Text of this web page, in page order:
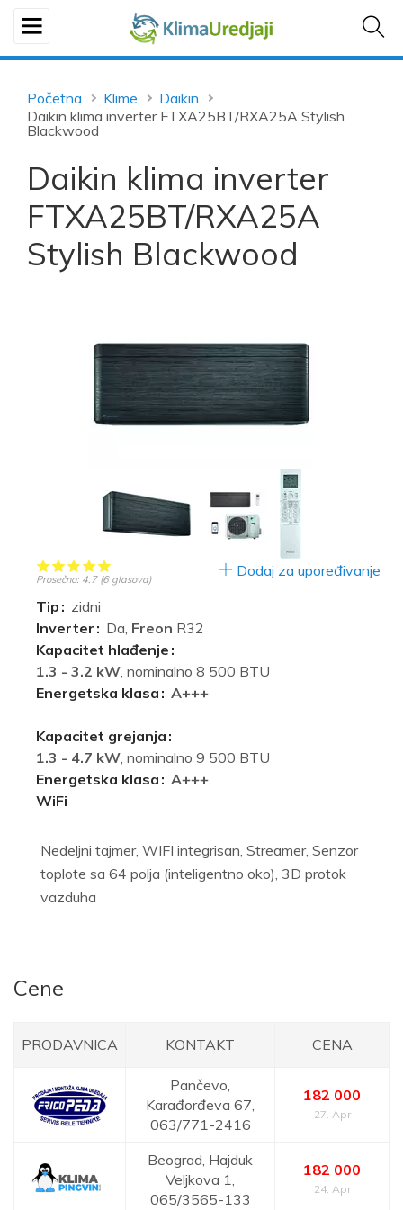
Početna Klime
Daikin
Daikin klima inverter FTXA25BT/RXA25A Stylish
Blackwood
Daikin klima inverter
FTXA25BT/RXA25A
Stylish Blackwood
Prosečno: 4.7 (6glasova)
Tip
zidni
Inverter
Da, Freon R32
Kapacitet hlađenje
1.3 - 3.2 kW, nominalno 8 500 BTU
Energetska klasa
A+++
Kapacitet grejanja
1.3 - 4.7 kW, nominalno 9 500 BTU
Energetska klasa
A+++
WiFi
Dodaj za upoređivanje
Nedeljni tajmer, WIFI integrisan, Streamer, Senzor
toplote sa 64 polja (inteligentno oko), 3D protok
vazduha
Cene
PRODAVNICA KONTAKT CENA
Pančevo,
Karađorđeva 67,
063/771-2416
182 000
27. Apr
Beograd, Hajduk
Veljkova 1,
065/3565-133
182 000
24. Apr